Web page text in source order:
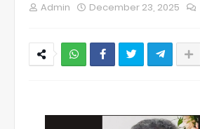
Admin December 23, 2025